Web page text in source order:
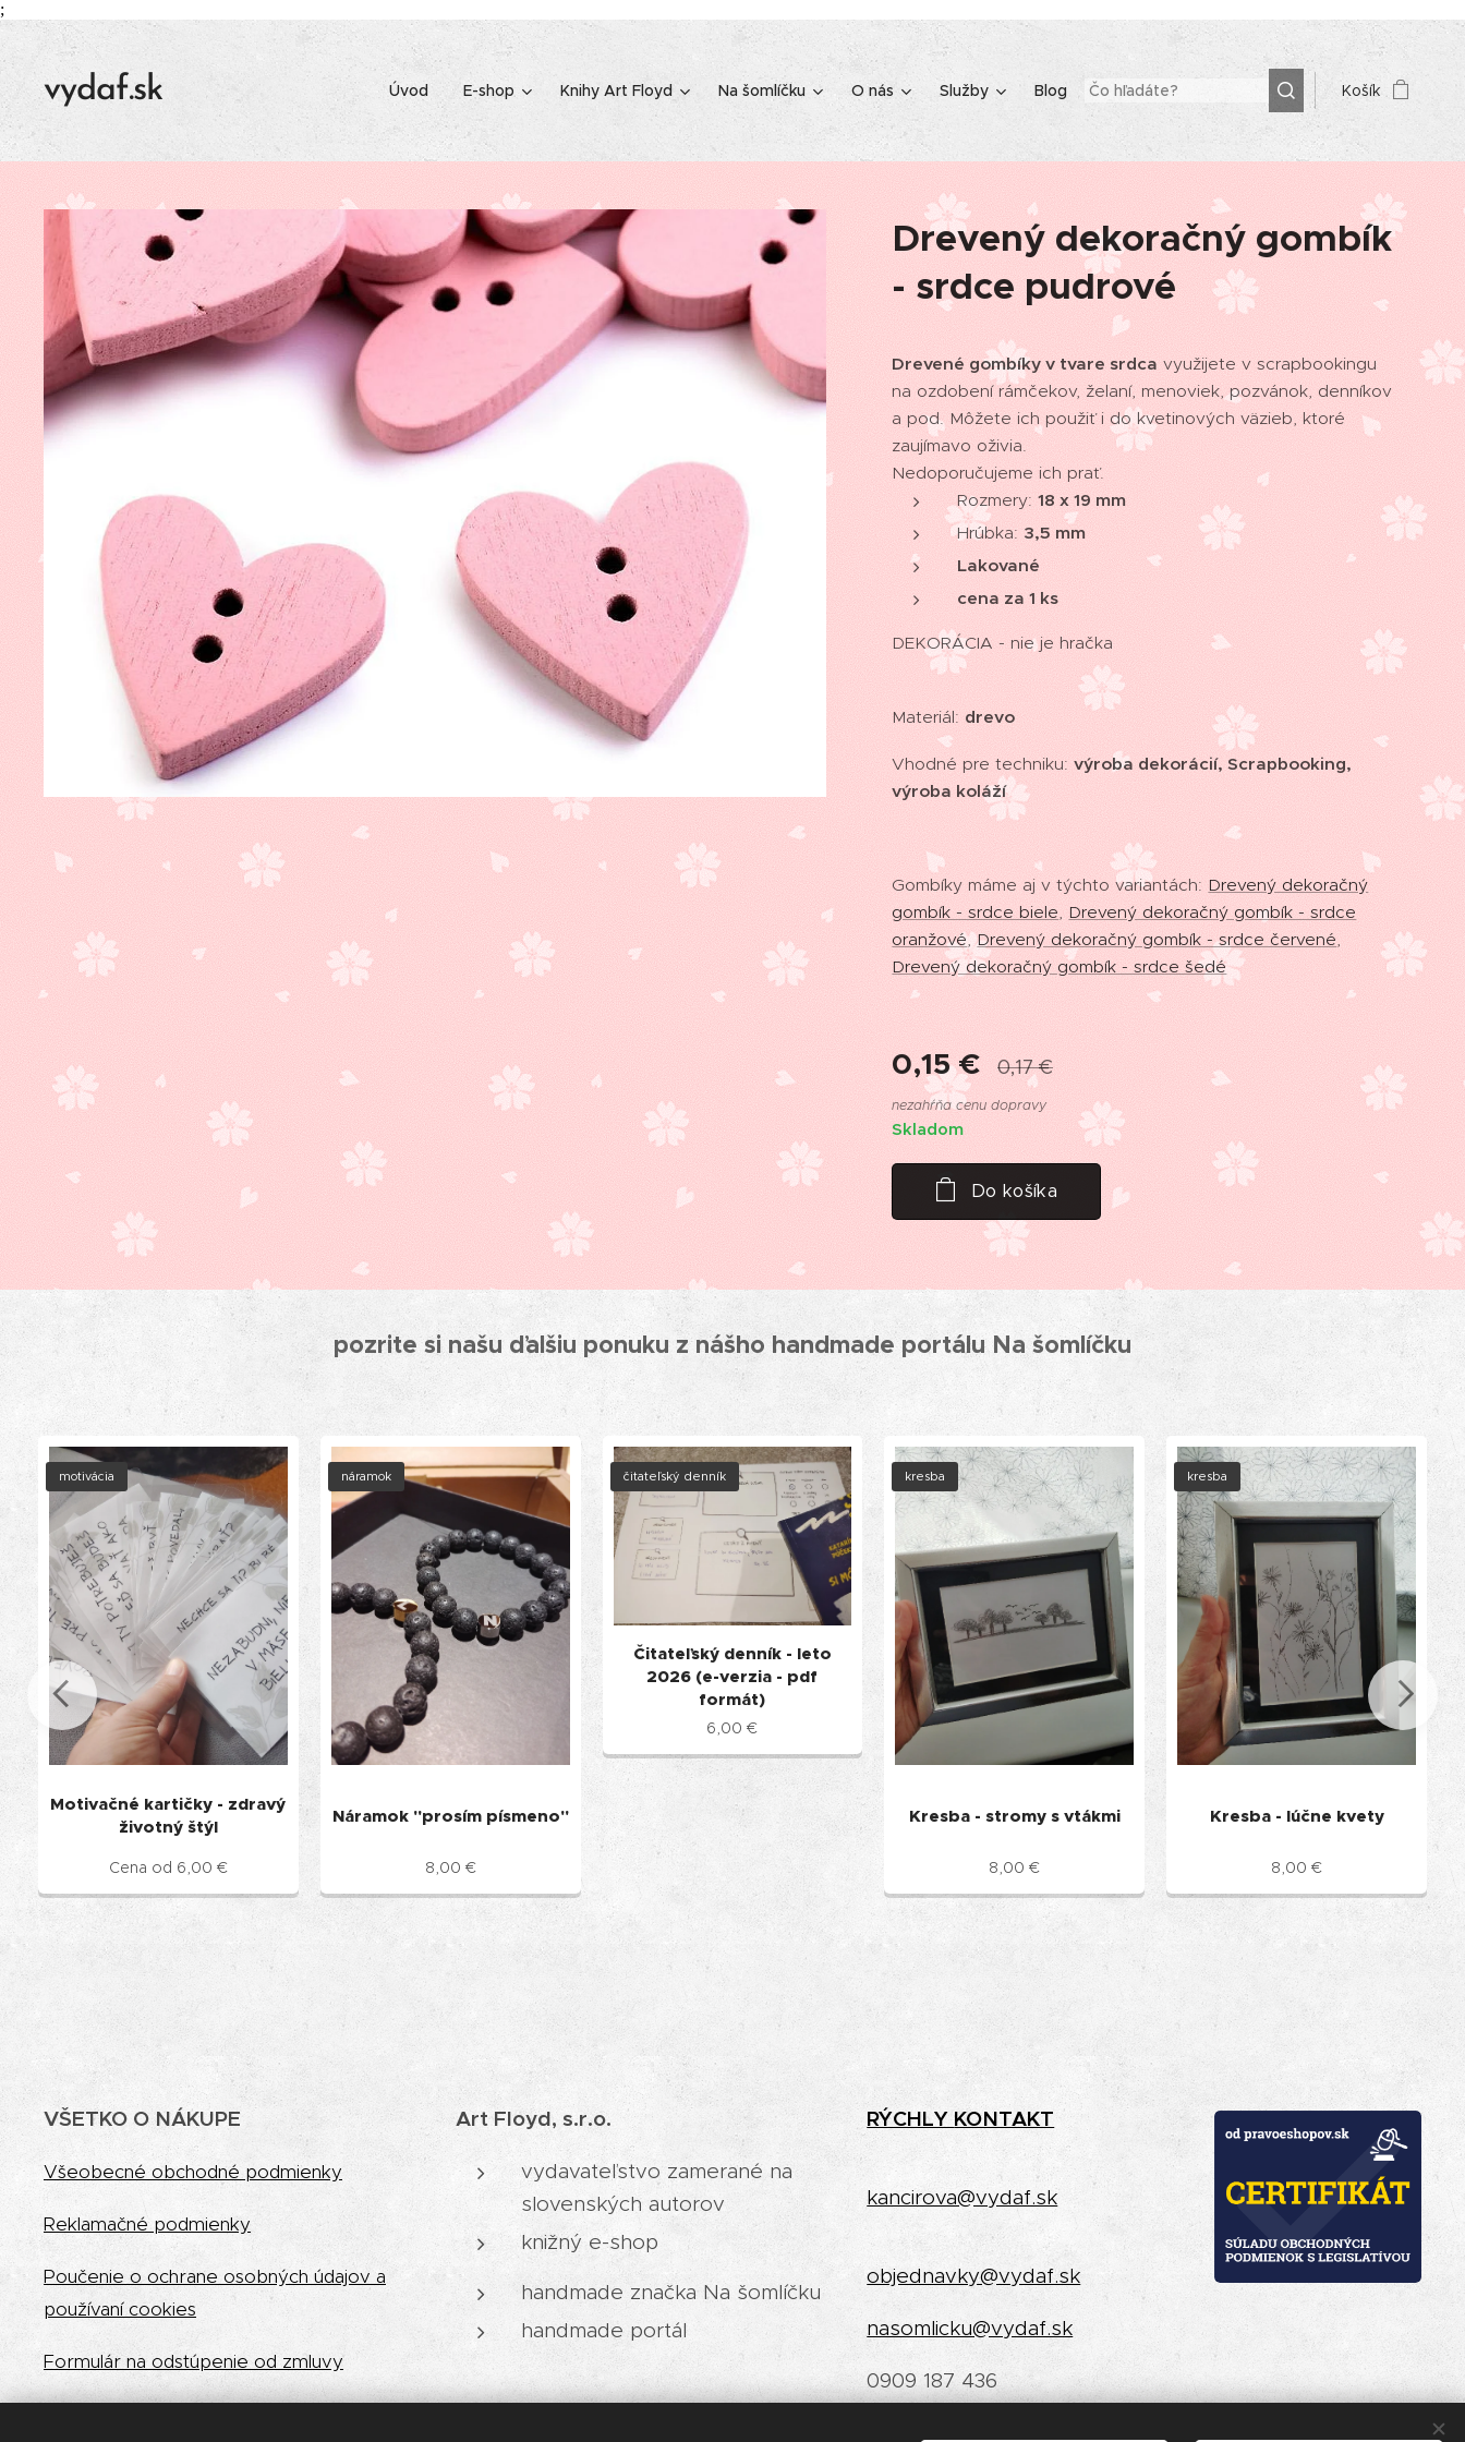
;
vydaf.sk Úvod E-shop Knihy Art Floyd Na šomlíčku O nás Služby Blog Košík
Drevený dekoračný gombík
- srdce pudrové
Drevené gombíky v tvare srdca využijete v scrapbookingu
na ozdobení rámčekov, želaní, menoviek, pozvánok, denníkov
a pod. Môžete ich použiť i do kvetinových väzieb, ktoré
zaujímavo oživia.
Nedoporučujeme ich prať.
Rozmery:18 x 19 mm
Hrúbka: 3,5 mm
Lakované
cena za 1 ks
DEKORÁCIA - nie je hračka
Materiál: drevo
Vhodné pre techniku:výroba dekorácií, Scrapbooking,
výroba koláží
Gombíky máme aj v týchto variantách: Drevený dekoračný
gombík - srdce biele, Drevený dekoračný gombík - srdce
oranžové,Drevený dekoračný gombík - srdce červené,
Drevený dekoračný gombík - srdce šedé
0,15€ 0,17€
nezahŕňa cenu dopravy
Skladom
Do košíka
pozrite si našu ďalšiu ponuku z nášho handmade portálu Na šomlíčku
Motivačné kartičky - zdravý
životný štýl
motivácia
Cena od 6,00 €
Náramok "prosím písmeno"
náramok
8,00 €
Čitateľský denník - leto
2026 (e-verzia - pdf
formát)
čitateľský denník
6,00 €
Kresba - stromy s vtákmi
kresba
8,00 €
Kresba - lúčne kvety
kresba
8,00 €
VŠETKO O NÁKUPE
Všeobecné obchodné podmienky
Reklamačné podmienky
Poučenie o ochrane osobných údajov a
používaní cookies
Formulár na odstúpenie od zmluvy
Art Floyd, s.r.o.
vydavateľstvo zamerané na
slovenských autorov
knižný e-shop
handmade značka Na šomlíčku
handmade portál
RÝCHLYKONTAKT
kancirova@vydaf.sk
objednavky@vydaf.sk
nasomlicku@vydaf.sk
0909 187 436